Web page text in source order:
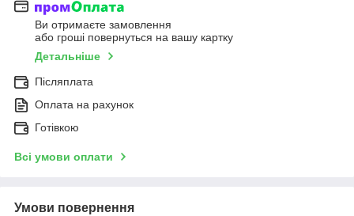
Ви отримаєте замовлення
або гроші повернуться на вашу картку
Детальніше
Післяплата
Оплата на рахунок
Готівкою
Всі умови оплати
Умови повернення